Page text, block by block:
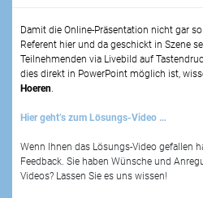
Damit die Online-Präsentation nicht gar
Referent hier und da geschickt in Szene
Teilnehmenden via Livebild auf
dies direkt in PowerPoint möglich ist,
Hoeren.
Hier geht’s zum Lösungs-Video …
Wenn Ihnen das Lösungs-Video gefallen
Feedback. Sie haben Wünsche und
Videos? Lassen Sie es uns wissen!